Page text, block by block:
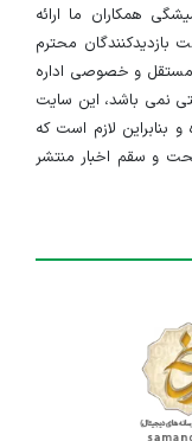
همکاران ما ارائه
محترم
و خصوصی اداره
نمی باشد، این سایت
بنابراین لازم است که
و سقم اخبار منتشر